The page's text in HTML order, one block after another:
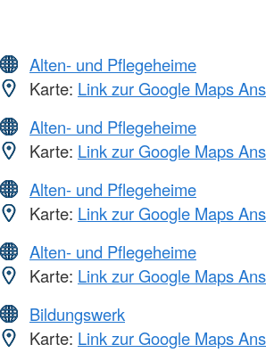
Alten- und Pflegeheime
Karte: Link zur Google Maps
Alten- und Pflegeheime
Karte: Link zur Google Maps
Alten- und Pflegeheime
Karte: Link zur Google Maps
Alten- und Pflegeheime
Karte: Link zur Google Maps
Bildungswerk
Karte: Link zur Google Maps